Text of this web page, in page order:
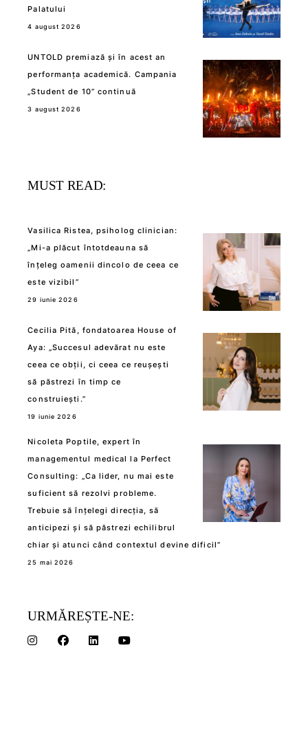
Palatului
4 august 2026
UNTOLD premiază și în acest an
performanța academică. Campania
„Student de 10” continuă
3 august 2026
MUST READ:
Vasilica Ristea, psiholog clinician:
„Mi-a plăcut întotdeauna să
înțeleg oamenii dincolo de ceea ce
este vizibil”
29 iunie 2026
Cecilia Pită, fondatoarea House of
Aya: „Succesul adevărat nu este
ceea ce obții, ci ceea ce reușești
să păstrezi în timp ce
construiești.”
19 iunie 2026
Nicoleta Poptile, expert în
managementul medical la Perfect
Consulting: „Ca lider, nu mai este
suficient să rezolvi probleme.
Trebuie să înțelegi direcția, să
anticipezi și să păstrezi echilibrul
chiar și atunci când contextul devine dificil”
25 mai 2026
URMĂREȘTE-NE: